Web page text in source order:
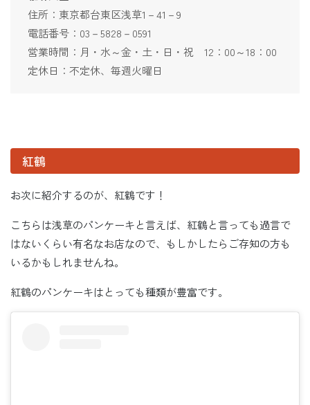
住所：東京都台東区浅草1－41－9
電話番号：03－5828－0591
営業時間：月・水～金・土・日・祝 12：00～18：00
定休日：不定休、毎週火曜日
紅鶴
お次に紹介するのが、紅鶴です！
こちらは浅草のパンケーキと言えば、紅鶴と言っても過言で
はないくらい有名なお店なので、もしかしたらご存知の方も
いるかもしれませんね。
紅鶴のパンケーキはとっても種類が豊富です。